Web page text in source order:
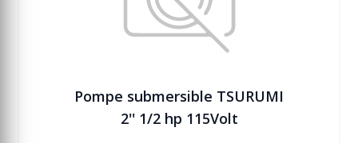
Pompe submersible TSURUMI
2'' 1/2 hp 115Volt